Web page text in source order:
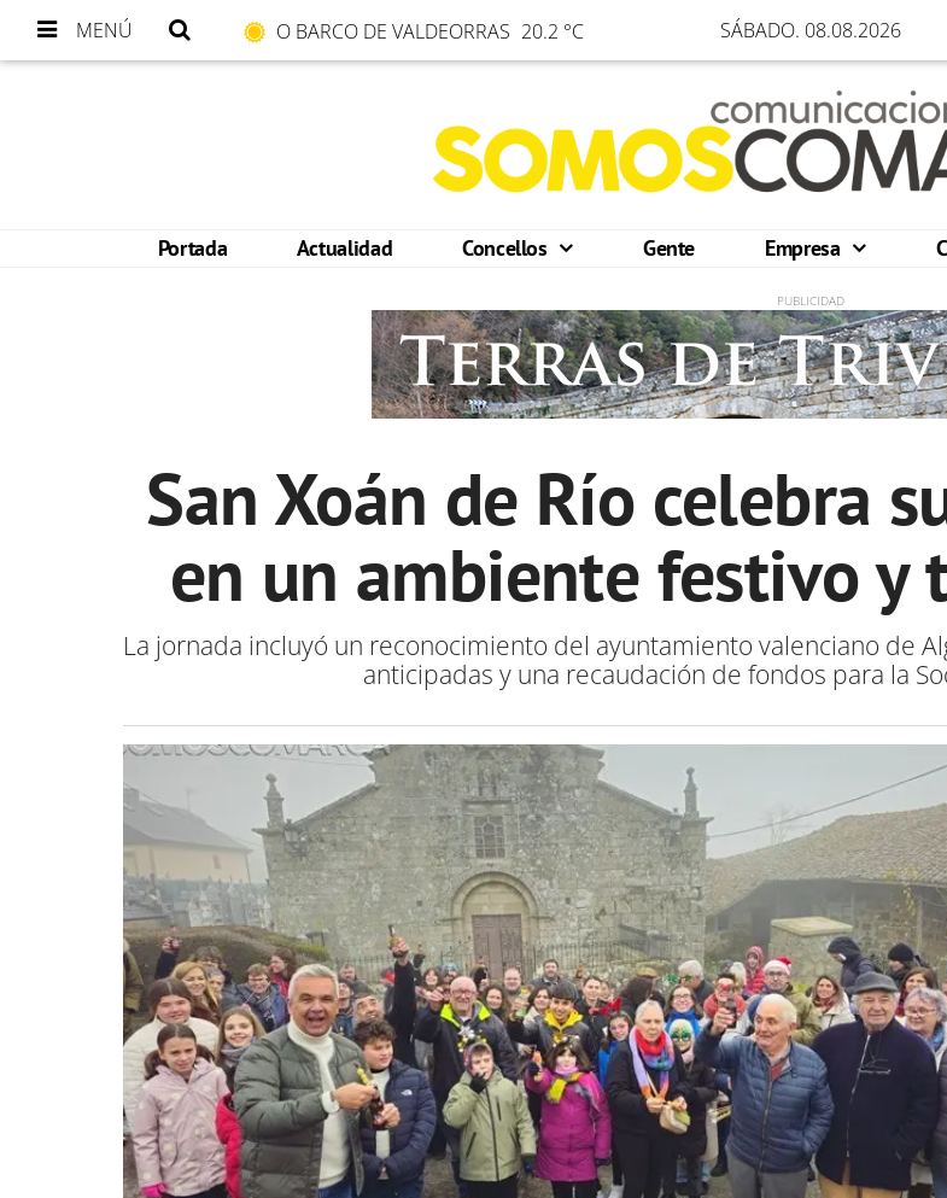
MENÚ O BARCO DE VALDEORRAS 20.2 °C SÁBADO. 08.08.2026
Portada Actualidad Concellos Gente Empresa
San Xoán de Río celebra
en un ambiente festivo y
La jornada incluyó un reconocimiento del ayuntamiento valenciano de
anticipadas y una recaudación de fondos para la